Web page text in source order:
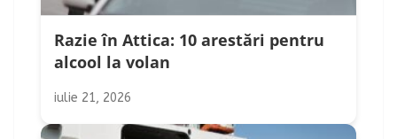
Razie în Attica: 10 arestări pentru
alcool la volan
iulie 21, 2026